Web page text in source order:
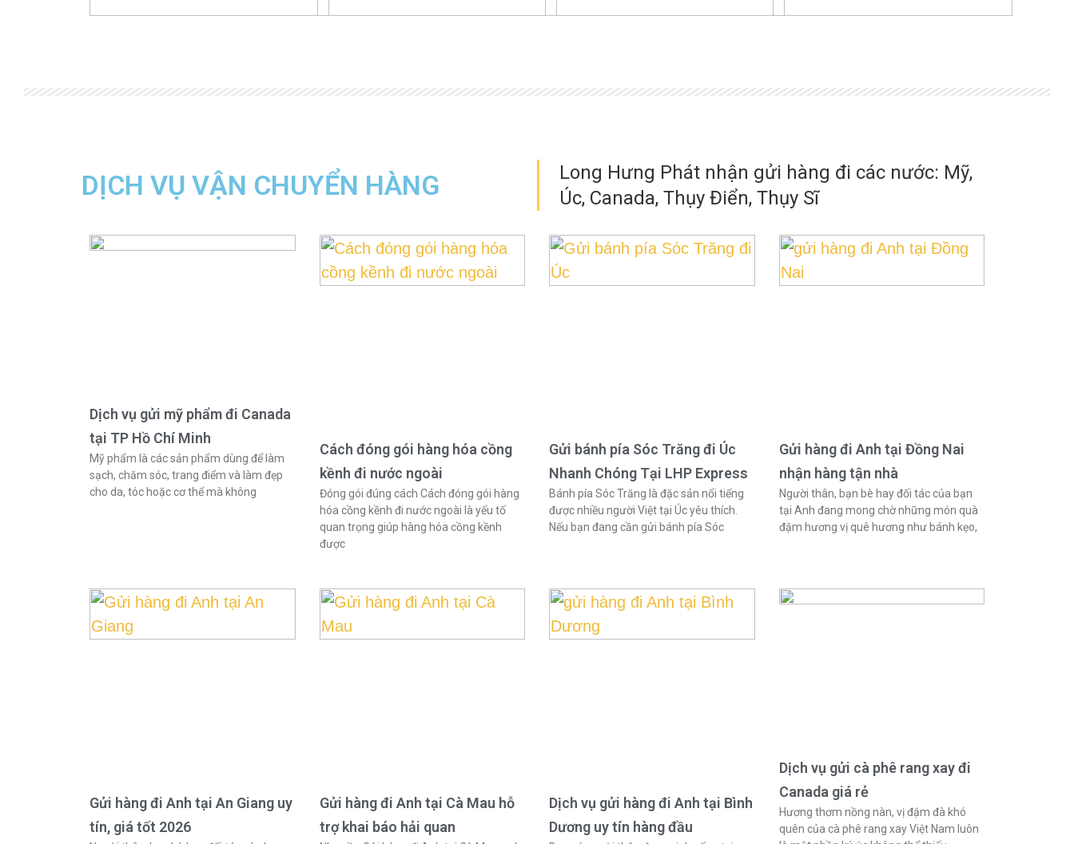
DỊCH VỤ VẬN CHUYỂN HÀNG
Long Hưng Phát nhận gửi hàng đi các nước: Mỹ,
Úc, Canada, Thụy Điển, Thụy Sĩ
Dịch vụ gửi mỹ phẩm đi Canada
tại TP Hồ Chí Minh
Mỹ phẩm là các sản phẩm dùng để làm
sạch, chăm sóc, trang điểm và làm đẹp
cho da, tóc hoặc cơ thể mà không
Cách đóng gói hàng hóa cồng
kềnh đi nước ngoài
Đóng gói đúng cách Cách đóng gói hàng
hóa cồng kềnh đi nước ngoài là yếu tố
quan trọng giúp hàng hóa cồng kềnh
được
Gửi bánh pía Sóc Trăng đi Úc
Nhanh Chóng Tại LHP Express
Bánh pía Sóc Trăng là đặc sản nổi tiếng
được nhiều người Việt tại Úc yêu thích.
Nếu bạn đang cần gửi bánh pía Sóc
Gửi hàng đi Anh tại Đồng Nai
nhận hàng tận nhà
Người thân, bạn bè hay đối tác của bạn
tại Anh đang mong chờ những món quà
đậm hương vị quê hương như bánh kẹo,
Gửi hàng đi Anh tại An Giang uy
tín, giá tốt 2026
Gửi hàng đi Anh tại Cà Mau hỗ
trợ khai báo hải quan
Dịch vụ gửi hàng đi Anh tại Bình
Dương uy tín hàng đầu
Dịch vụ gửi cà phê rang xay đi
Canada giá rẻ
Hương thơm nồng nàn, vị đậm đà khó
quên của cà phê rang xay Việt Nam luôn